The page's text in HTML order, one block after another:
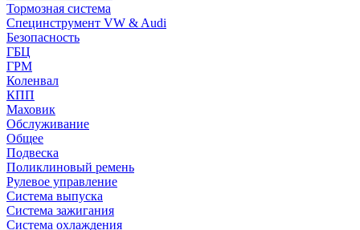
Тормозная система
Специнструмент VW & Audi
Безопасность
ГБЦ
ГРМ
Коленвал
КПП
Маховик
Обслуживание
Общее
Подвеска
Поликлиновый ремень
Рулевое управление
Система выпуска
Система зажигания
Система охлаждения